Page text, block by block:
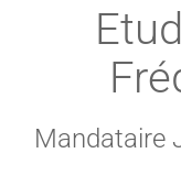
Mandataire